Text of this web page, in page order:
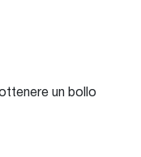
un bollo